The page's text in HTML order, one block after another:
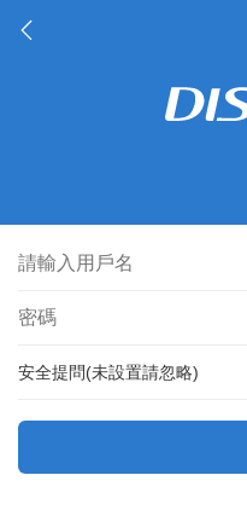
安全提問(未設置請忽略)